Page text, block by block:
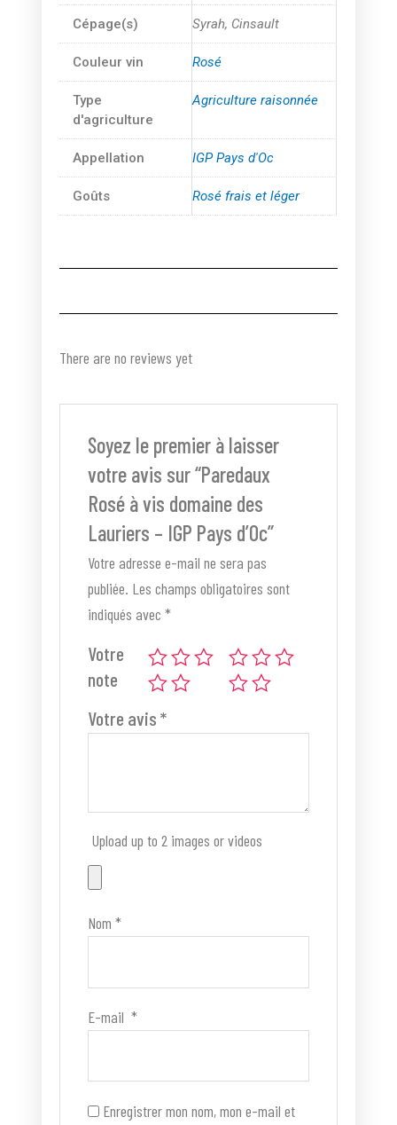
Cépage(s) Syrah, Cinsault
Couleur vin Rosé
Type
d'agriculture
Agriculture raisonnée
Appellation IGP Pays d'Oc
Goûts Rosé frais et léger
There are no reviews yet
Soyez le premier à laisser
votre avis sur “Paredaux
Rosé à vis domaine des
Lauriers – IGP Pays d’Oc”
Votre adresse e-mail ne sera pas
publiée. Les champs obligatoires sont
indiqués avec *
Votre
note
Votre avis*
Upload up to 2 images or videos
Nom *
E-mail *
Enregistrer mon nom, mon e-mail et